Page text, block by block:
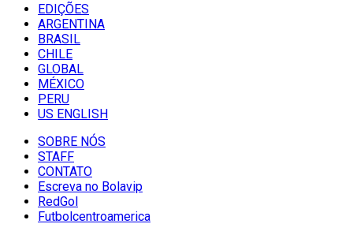
EDIÇÕES
ARGENTINA
BRASIL
CHILE
GLOBAL
MÉXICO
PERU
US ENGLISH
SOBRE NÓS
STAFF
CONTATO
Escreva no Bolavip
RedGol
Futbolcentroamerica